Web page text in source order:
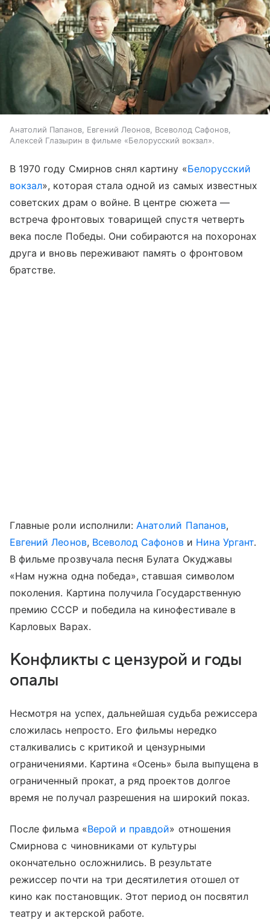
Анатолий Папанов, Евгений Леонов, Всеволод Сафонов,
Алексей Глазырин в фильме «Белорусский вокзал».
В 1970 году Смирнов снял картину «Белорусский
вокзал», которая стала одной из самых известных
советских драм о войне. В центре сюжета —
встреча фронтовых товарищей спустя четверть
века после Победы. Они собираются на похоронах
друга и вновь переживают память о фронтовом
братстве.
Главные роли исполнили: Анатолий Папанов,
Евгений Леонов, Всеволод Сафонови Нина Ургант.
В фильме прозвучала песня Булата Окуджавы
«Нам нужна одна победа», ставшая символом
поколения. Картина получила Государственную
премию СССР и победила на кинофестивале в
Карловых Варах.
Конфликты с цензурой и годы
опалы
Несмотря на успех, дальнейшая судьба режиссера
сложилась непросто. Его фильмы нередко
сталкивались с критикой и цензурными
ограничениями. Картина «Осень» была выпущена в
ограниченный прокат, а ряд проектов долгое
время не получал разрешения на широкий показ.
После фильма «Верой и правдой» отношения
Смирнова с чиновниками от культуры
окончательно осложнились. В результате
режиссер почти на три десятилетия отошел от
кино как постановщик. Этот период он посвятил
театру и актерской работе.